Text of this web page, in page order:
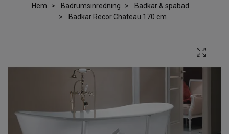
Hem Badrumsinredning
Badkar & spabad
Badkar Recor Chateau 170 cm